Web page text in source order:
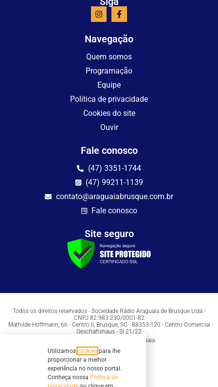
Navegação
Quem somos
Programação
Equipe
Política de privacidade
Cookies do site
Ouvir
Fale conosco
(47) 3351-1744
(47) 99211-1139
contato@araguaiabrusque.com.br
Fale conosco
Site seguro
Todos os direitos reservados - Sociedade Rádio Araguaia de Brusque Ltda -
CNPJ 82.983.230/0001-82
Mathilde Hoffmann, 66 - Centro II, Brusque, SC - 88353-120 - Centro Comercial
Geschäftshaus - Sl 21/22
Copyright © 2026 | Rádio Araguaia
Utilizamos cookies para lhe
proporcionar a melhor
experiência no nosso portal.
Conheça nossa Política de